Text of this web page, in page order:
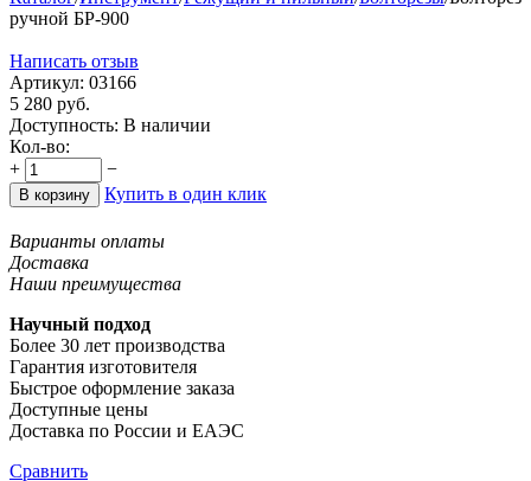
ручной БР-900
Написать отзыв
Артикул: 03166
5 280 руб.
Доступность: В наличии
Кол-во:
+
−
В корзину Купить в один клик
Варианты оплаты
Доставка
Наши преимущества
Научный подход
Более 30 лет производства
Гарантия изготовителя
Быстрое оформление заказа
Доступные цены
Доставка по России и ЕАЭС
Сравнить